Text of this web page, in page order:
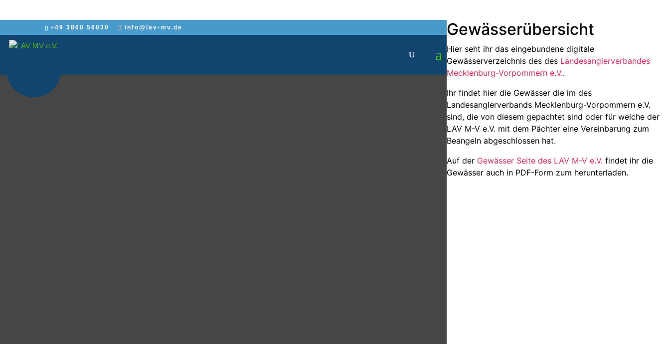
Gewässerübersicht
Hier seht ihr das eingebundene digitale
Gewässerverzeichnis des desLandesanglerverbandes
Mecklenburg-Vorpommern e.V..
Ihr findet hier die Gewässer die im des
Landesanglerverbands Mecklenburg-Vorpommern e.V.
sind, die von diesem gepachtet sind oder für welche der
LAV M-V e.V. mit dem Pächter eine Vereinbarung zum
Beangeln abgeschlossen hat.
Auf der Gewässer Seite des LAV M-V e.V. findet ihr die
Gewässer auch in PDF-Form zum herunterladen.